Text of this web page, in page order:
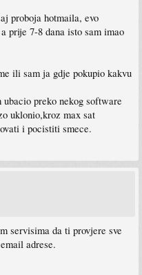
proboja hotmaila, evo
prije 7-8 dana isto sam imao
ili sam ja gdje pokupio kakvu
preko nekog software
uklonio,kroz max sat
i pocistiti smece.
servisima da ti provjere sve
adrese.